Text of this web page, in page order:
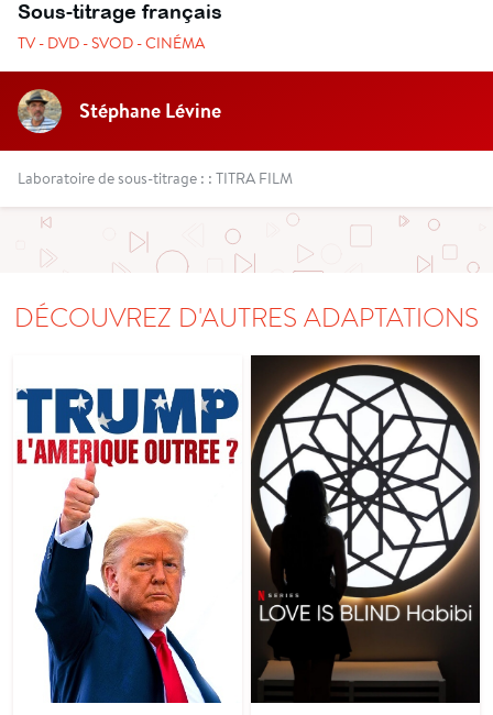
Sous-titrage français
TV - DVD - SVOD - CINÉMA
Stéphane Lévine
Laboratoire de sous-titrage : : TITRA FILM
DÉCOUVREZ D'AUTRES ADAPTATIONS